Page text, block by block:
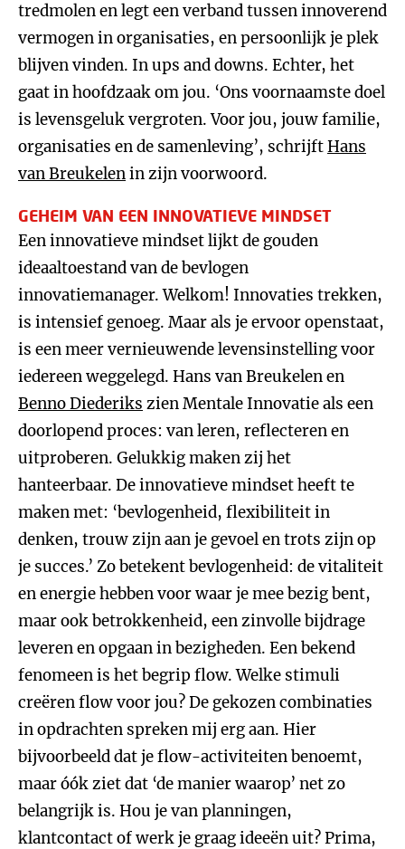
tredmolen en legt een verband tussen innoverend
vermogen in organisaties, en persoonlijk je plek
blijven vinden. In ups and downs. Echter, het
gaat in hoofdzaak om jou. ‘Ons voornaamste doel
is levensgeluk vergroten. Voor jou, jouw familie,
organisaties en de samenleving’, schrijftHans
van Breukelenin zijn voorwoord.
GEHEIM VAN EEN INNOVATIEVE MINDSET
Een innovatieve mindset lijkt de gouden
ideaaltoestand van de bevlogen
innovatiemanager. Welkom! Innovaties trekken,
is intensief genoeg. Maar als je ervoor openstaat,
is een meer vernieuwende levensinstelling voor
iedereen weggelegd. Hans van Breukelen en
Benno Diederiks zien Mentale Innovatie als een
doorlopend proces: van leren, reflecteren en
uitproberen. Gelukkig maken zij het
hanteerbaar. De innovatieve mindset heeft te
maken met: ‘bevlogenheid, flexibiliteit in
denken, trouw zijn aan je gevoel en trots zijn op
je succes.’ Zo betekent bevlogenheid: de vitaliteit
en energie hebben voor waar je mee bezig bent,
maar ook betrokkenheid, een zinvolle bijdrage
leveren en opgaan in bezigheden. Een bekend
fenomeen is het begrip flow. Welke stimuli
creëren flow voor jou? De gekozen combinaties
in opdrachten spreken mij erg aan. Hier
bijvoorbeeld dat je flow-activiteiten benoemt,
maar óók ziet dat ‘de manier waarop’ net zo
belangrijk is. Hou je van planningen,
klantcontact of werk je graag ideeën uit? Prima,